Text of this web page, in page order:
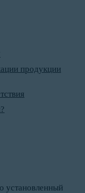
продукции
установленный